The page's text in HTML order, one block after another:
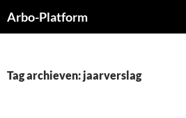
naar
Arbo-Platform
Tag archieven: jaarverslag